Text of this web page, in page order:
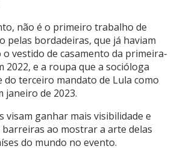
não é o primeiro trabalho de
pelas bordadeiras, que já haviam
o vestido de casamento da primeira-
2022, e a roupa que a socióloga
do terceiro mandato de Lula como
janeiro de 2023.
visam ganhar mais visibilidade e
ao mostrar a arte delas
do mundo no evento.